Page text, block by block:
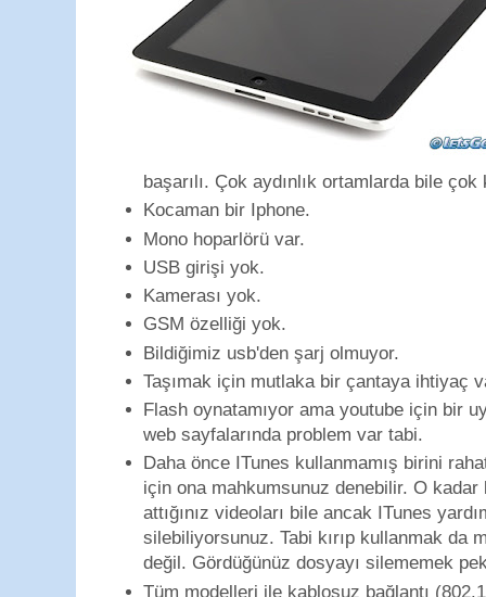
başarılı. Çok aydınlık ortamlarda bile
Kocaman bir Iphone.
Mono hoparlörü var.
USB girişi yok.
Kamerası yok.
GSM özelliği yok.
Bildiğimiz usb'den şarj olmuyor.
Taşımak için mutlaka bir çantaya ihtiyaç
Flash oynatamıyor ama youtube için bir
web sayfalarında problem var tabi.
Daha önce ITunes kullanmamış birini
için ona mahkumsunuz denebilir. O
attığınız videoları bile ancak ITunes
silebiliyorsunuz. Tabi kırıp kullanmak da
değil. Gördüğünüz dosyayı silememek
Tüm modelleri ile kablosuz bağlantı